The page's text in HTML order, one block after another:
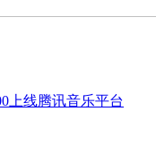
上线腾讯音乐平台